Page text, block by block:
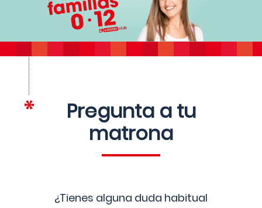
Pregunta a tu
matrona
¿Tienes alguna duda habitual